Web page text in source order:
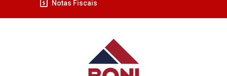
Notas Fiscais